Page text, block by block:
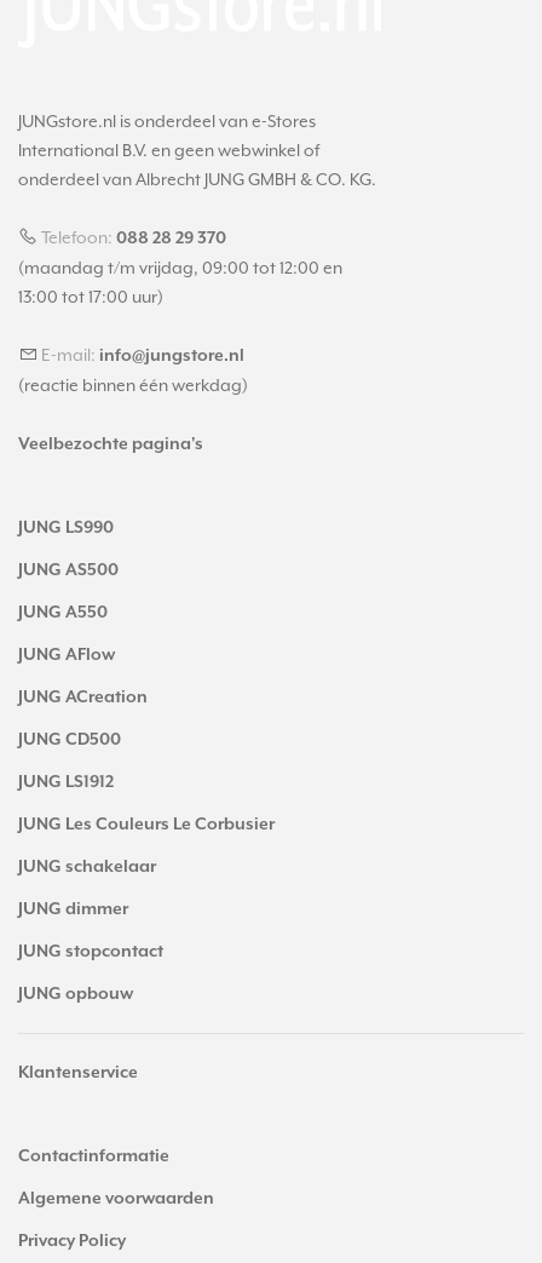
JUNGstore.nl is onderdeel van e-Stores
International B.V. en geen webwinkel of
onderdeel van Albrecht JUNG GMBH & CO. KG.
Telefoon: 088 28 29 370
(maandag t/m vrijdag, 09:00 tot 12:00 en
13:00 tot 17:00 uur)
E-mail: info@jungstore.nl
(reactie binnen één werkdag)
Veelbezochte pagina's
JUNG LS990
JUNG AS500
JUNG A550
JUNG AFlow
JUNG ACreation
JUNG CD500
JUNG LS1912
JUNG Les Couleurs Le Corbusier
JUNG schakelaar
JUNG dimmer
JUNG stopcontact
JUNG opbouw
Klantenservice
Contactinformatie
Algemene voorwaarden
Privacy Policy